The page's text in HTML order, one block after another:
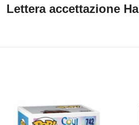
Lettera accettazione